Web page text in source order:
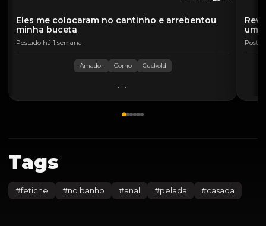
Eles me colocaram no cantinho e arrebentou
minha buceta
Postado há 1 semana
Amador Corno Cuckold
...
Tags
#fetiche #no banho #anal #pelada #casada